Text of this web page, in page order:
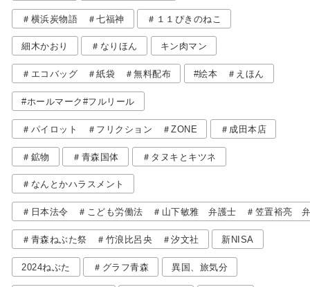
＃横浜炭物語 ＃七福神 ＃１１ぴきのねこ
細木かおり ＃なりほん キン肉マン
＃エコバッグ ＃紙袋 ＃無料配布 #絵本 ＃えほん
#ホールマーク#フルリール
＃パイロット ＃フリクション ＃ZONE ＃成田本店
＃鉱物 ＃青森国体 ＃タヌキとキツネ
＃なんとかハラスメント
＃日本法令 ＃こども労働法 ＃山下敏雅 弁護士 ＃笠置裕亮
＃青森ねぶた祭 ＃竹浪比呂央 ＃汐文社 新NISA
2024ねぶた ＃グラフ青森 異国、旅気分